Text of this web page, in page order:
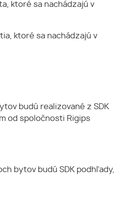
ktoré sa nachádzajú v
ktoré sa nachádzajú v
budú realizované z SDK
od spoločnosti Rigips
bytov budú SDK podhľady,